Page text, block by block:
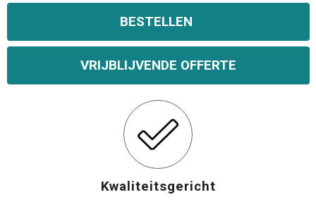
BESTELLEN
VRIJBLIJVENDE OFFERTE
Kwaliteitsgericht